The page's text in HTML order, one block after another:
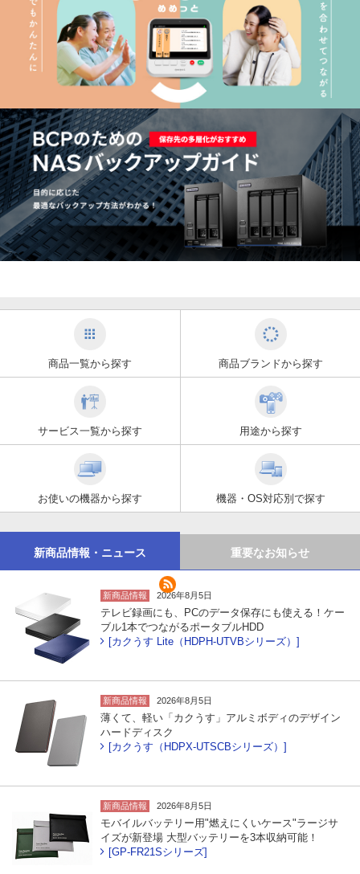
商品一覧から探す 商品ブランドから探す
サービス一覧から探す 用途から探す
お使いの機器から探す 機器・OS対応別で探す
新商品情報・ニュース
新商品情報 2026年8月5日
テレビ録画にも、PCのデータ保存にも使える！ケー
ブル1本でつながるポータブルHDD
[カクうす Lite（HDPH-UTVBシリーズ）]
新商品情報 2026年8月5日
薄くて、軽い「カクうす」アルミボディのデザイン
ハードディスク
[カクうす（HDPX-UTSCBシリーズ）]
新商品情報 2026年8月5日
モバイルバッテリー用"燃えにくいケース"ラージサ
イズが新登場 大型バッテリーを3本収納可能！
[GP-FR21Sシリーズ]
重要なお知らせ